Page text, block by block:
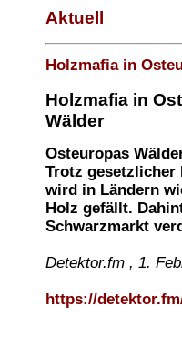
Aktuell
Holzmafia in
Holzmafia in
Wälder
Osteuropas
Trotz gesetzlicher
wird in Ländern
Holz gefällt.
Schwarzmarkt
Detektor.fm , 1.
https://